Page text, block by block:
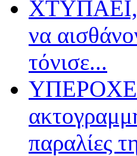
ΧΤΥΠΑΕΙ,
να
τόνισε...
παραλίες